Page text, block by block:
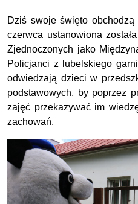
Dziś swoje święto
czerwca ustanowiona
Zjednoczonych jako
Policjanci z lubelskiego
odwiedzają dzieci w
podstawowych, by poprzez
zajęć przekazywać im
zachowań.